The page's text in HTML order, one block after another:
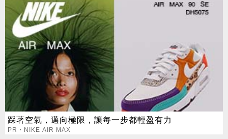
踩著空氣，邁向極限，讓每一步都輕盈有力
PR・NIKE AIR MAX